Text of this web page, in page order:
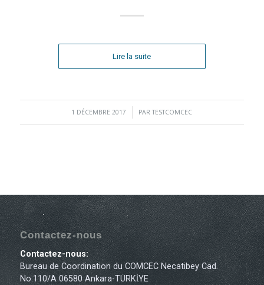
Lire la suite
1 DÉCEMBRE 2017
/ PARTESTCOMCEC
Contactez-nous
Contactez-nous:
Bureau de Coordination du COMCEC Necatibey Cad.
No:110/A 06580 Ankara-TÜRKİYE